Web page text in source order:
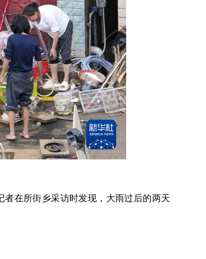
在所街乡采访时发现，大雨过后的两天